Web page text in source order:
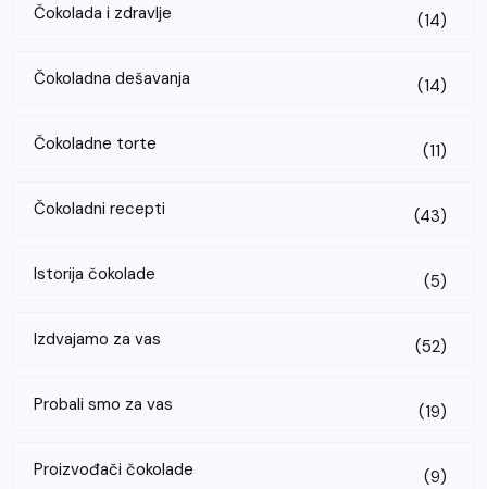
Čokolada i zdravlje (14)
Čokoladna dešavanja (14)
Čokoladne torte (11)
Čokoladni recepti (43)
Istorija čokolade (5)
Izdvajamo za vas (52)
Probali smo za vas (19)
Proizvođači čokolade (9)